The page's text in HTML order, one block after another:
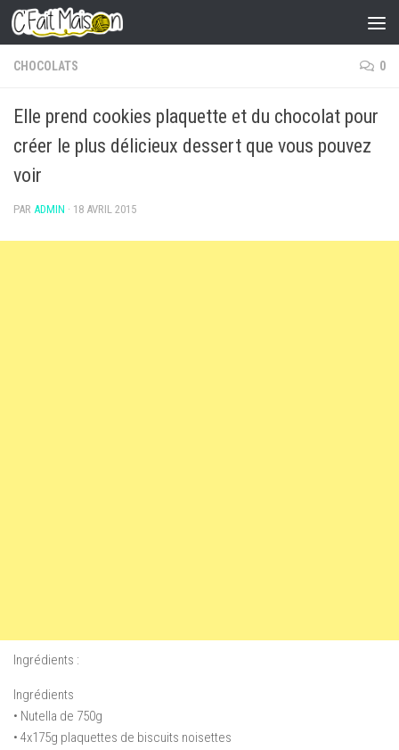
Skip to content
CHOCOLATS 0
Elle prend cookies plaquette et du chocolat pour
créer le plus délicieux dessert que vous pouvez
voir
PAR ADMIN · 18 AVRIL 2015
Ingrédients :
Ingrédients
• Nutella de 750g
• 4x175g plaquettes de biscuits noisettes